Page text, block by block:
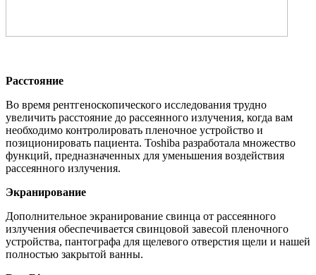
Расстояние
Во время рентгеноскопического исследования трудно
увеличить расстояние до рассеянного излучения, когда вам
необходимо контролировать пленочное устройство и
позиционировать пациента. Toshiba разработала множество
функций, предназначенных для уменьшения воздействия
рассеянного излучения.
Экранирование
Дополнительное экранирование свинца от рассеянного
излучения обеспечивается свинцовой завесой пленочного
устройства, пантографа для щелевого отверстия щели и нашей
полностью закрытой ванны.